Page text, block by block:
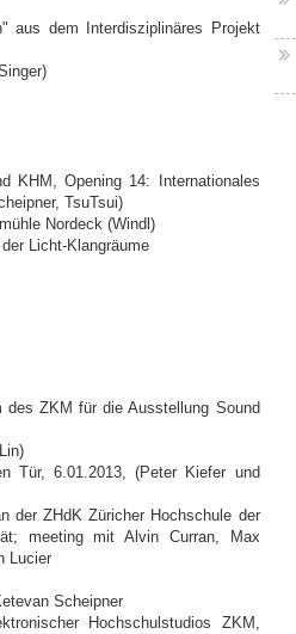
aus dem Interdisziplinäres Projekt
KHM, Opening 14: Internationales
TsuTsui)
Nordeck (Windl)
Licht-Klangräume
des ZKM für die Ausstellung Sound
Tür, 6.01.2013, (Peter Kiefer und
der ZHdK Züricher Hochschule der
meeting mit Alvin Curran, Max
Lucier
Scheipner
Hochschulstudios ZKM,